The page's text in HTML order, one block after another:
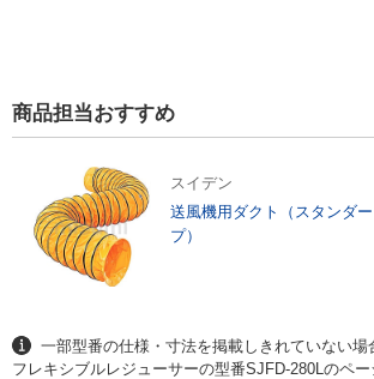
商品担当おすすめ
スイデン
送風機用ダクト（スタンダ
プ）
一部型番の仕様・寸法を掲載しきれていない
フレキシブルレジューサーの型番SJFD-280Lのペー